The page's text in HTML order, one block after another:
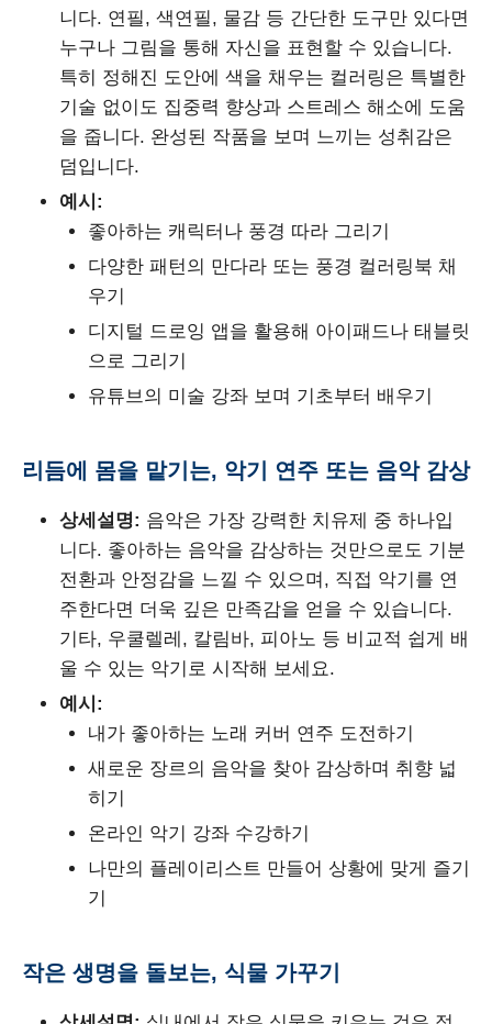
니다. 연필, 색연필, 물감 등 간단한 도구만 있다면
누구나 그림을 통해 자신을 표현할 수 있습니다.
특히 정해진 도안에 색을 채우는 컬러링은 특별한
기술 없이도 집중력 향상과 스트레스 해소에 도움
을 줍니다. 완성된 작품을 보며 느끼는 성취감은
덤입니다.
예시:
좋아하는 캐릭터나 풍경 따라 그리기
다양한 패턴의 만다라 또는 풍경 컬러링북 채
우기
디지털 드로잉 앱을 활용해 아이패드나 태블릿
으로 그리기
유튜브의 미술 강좌 보며 기초부터 배우기
리듬에 몸을 맡기는, 악기 연주 또는 음악 감상
상세설명: 음악은 가장 강력한 치유제 중 하나입
니다. 좋아하는 음악을 감상하는 것만으로도 기분
전환과 안정감을 느낄 수 있으며, 직접 악기를 연
주한다면 더욱 깊은 만족감을 얻을 수 있습니다.
기타, 우쿨렐레, 칼림바, 피아노 등 비교적 쉽게 배
울 수 있는 악기로 시작해 보세요.
예시:
내가 좋아하는 노래 커버 연주 도전하기
새로운 장르의 음악을 찾아 감상하며 취향 넓
히기
온라인 악기 강좌 수강하기
나만의 플레이리스트 만들어 상황에 맞게 즐기
기
작은 생명을 돌보는, 식물 가꾸기